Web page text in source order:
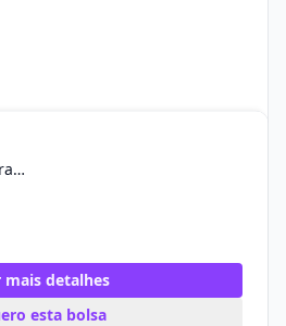
Especialização (pós-graduação)
mais detalhes
esta bolsa